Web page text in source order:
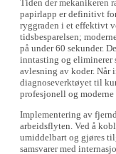
Tiden der mekanikeren
papirlapp er definitivt
ryggraden i et effektivt
tidsbesparelsen;
på under 60 sekunder.
inntasting og eliminerer
avlesning av koder.
diagnoseverktøyet til
profesjonell og
Implementering av
arbeidsflyten. Ved å
umiddelbart og gjøres
samsvarer med